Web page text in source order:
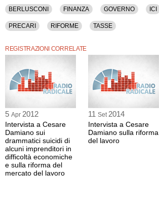
BERLUSCONI FINANZA GOVERNO ICI
PRECARI RIFORME TASSE
REGISTRAZIONI CORRELATE
5 Apr 2012
Intervista a Cesare
Damiano sui
drammatici suicidi di
alcuni imprenditori in
difficoltà economiche
e sulla riforma del
mercato del lavoro
11 Set 2014
Intervista a Cesare
Damiano sulla riforma
del lavoro